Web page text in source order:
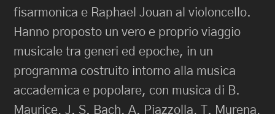
fisarmonica e Raphael Jouan al violoncello.
Hanno proposto un vero e proprio viaggio
musicale tra generi ed epoche, in un
programma costruito intorno alla musica
accademica e popolare, con musica di B.
Maurice, J. S. Bach, A. Piazzolla, T. Murena,